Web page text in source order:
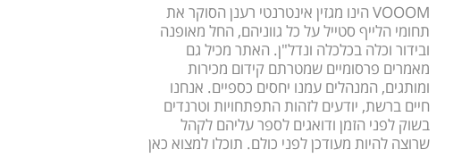
VOOOM הינו מגזין אינטרנטי רענן הסוקר את
תחומי הלייף סטייל על כל גווניהם, החל מאופנה
ובידור וכלה בכלכלה ונדל"ן. האתר מכיל גם
מאמרים פרסומיים שמטרתם קידום מכירות
ומותגים, המנהלים עמנו יחסים כספיים. אנחנו
חיים ברשת, יודעים לזהות התפתחויות וטרנדים
בשוק לפני הזמן ודואגים לספר עליהם לקהל
שרוצה להיות מעודכן לפני כולם. תוכלו למצוא כאן